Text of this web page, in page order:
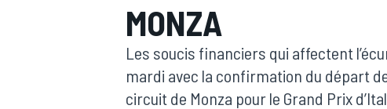
MONZA
Les soucis financiers qui affectent
mardi avec la confirmation du départ
circuit de Monza pour le Grand Prix